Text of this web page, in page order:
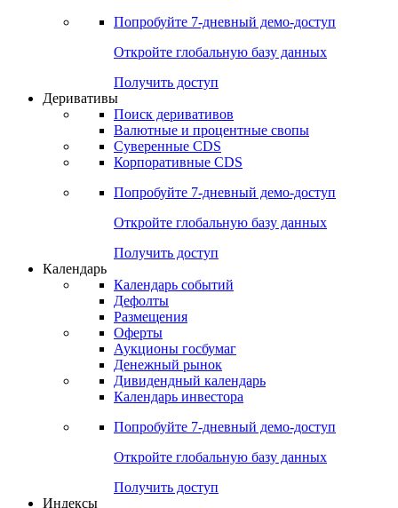
Попробуйте 7-дневный демо-доступ
Откройте глобальную базу данных
Получить доступ
Деривативы
Поиск деривативов
Валютные и процентные свопы
Суверенные CDS
Корпоративные CDS
Попробуйте 7-дневный демо-доступ
Откройте глобальную базу данных
Получить доступ
Календарь
Календарь событий
Дефолты
Размещения
Оферты
Аукционы госбумаг
Денежный рынок
Дивидендный календарь
Календарь инвестора
Попробуйте 7-дневный демо-доступ
Откройте глобальную базу данных
Получить доступ
Индексы